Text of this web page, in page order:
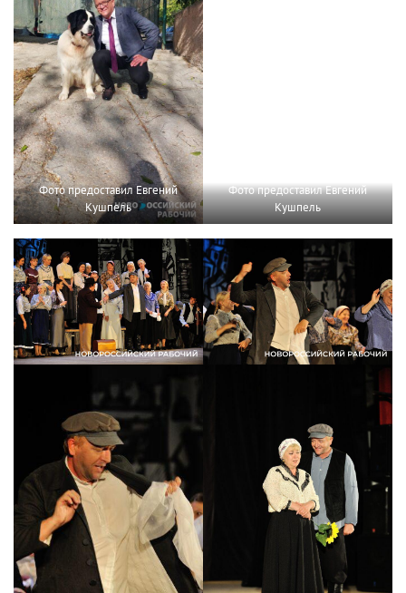
Фото предоставил Евгений
Кушпель
Фото предоставил Евгений
Кушпель